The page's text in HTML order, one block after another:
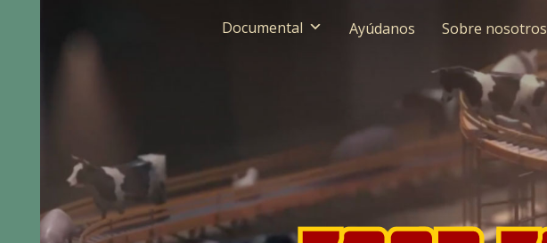
Documental Ayúdanos Sobre nosotros